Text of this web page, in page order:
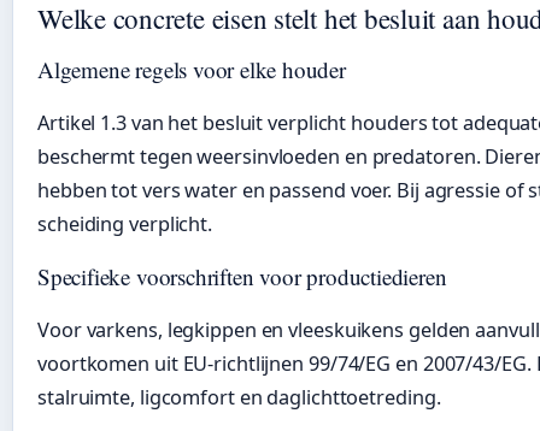
Welke concrete eisen stelt het besluit aan
Algemene regels voor elke houder
Artikel 1.3 van het besluit verplicht houders tot
beschermt tegen weersinvloeden en predatoren.
hebben tot vers water en passend voer. Bij agressie of
scheiding verplicht.
Specifieke voorschriften voor productiedieren
Voor varkens, legkippen en vleeskuikens gelden
voortkomen uit EU-richtlijnen 99/74/EG en 2007/43/
stalruimte, ligcomfort en daglichttoetreding.